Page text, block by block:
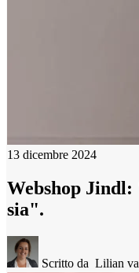
13 dicembre 2024
Webshop Jindl:
sia".
Scritto da Lilian